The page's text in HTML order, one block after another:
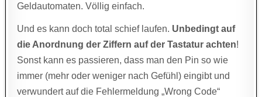
Geldautomaten. Völlig einfach.
Und es kann doch total schief laufen. Unbedingt auf
die Anordnung der Ziffern auf der Tastatur achten!
Sonst kann es passieren, dass man den Pin so wie
immer (mehr oder weniger nach Gefühl) eingibt und
verwundert auf die Fehlermeldung „Wrong Code“